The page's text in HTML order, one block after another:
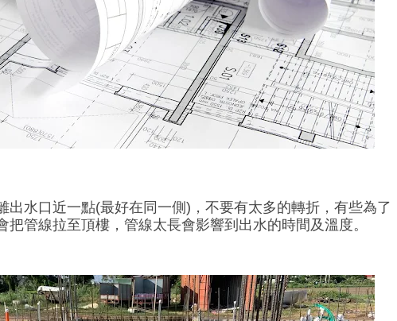
出水口近一點(最好在同一側)，不要有太多的轉折，有些為了
把管線拉至頂樓，管線太長會影響到出水的時間及溫度。